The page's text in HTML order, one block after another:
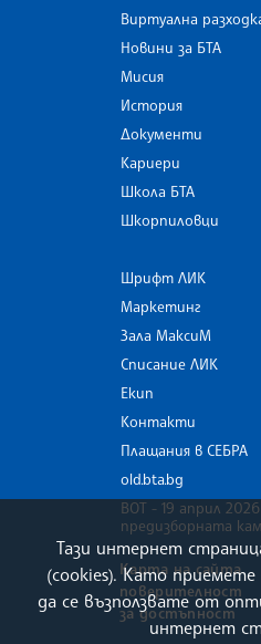
Виртуална
Новини за БТА
Мисия
История
Документи
Кариери
Школа БТА
Шкорпиловци
Шрифт ЛИК
Маркетинг
Зала МаксиМ
Списание ЛИК
Екип
Контакти
Плащания в СЕБРА
old.bta.bg
ВОТ - 19 април 2026
предизборната
Карта на сайта
поверителност
за достъпност
Тази интернет
(cookies). Като
да се възползвате от
интернет